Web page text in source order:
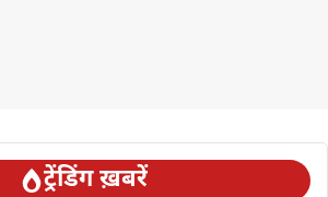
ट्रेंडिंग ख़बरें